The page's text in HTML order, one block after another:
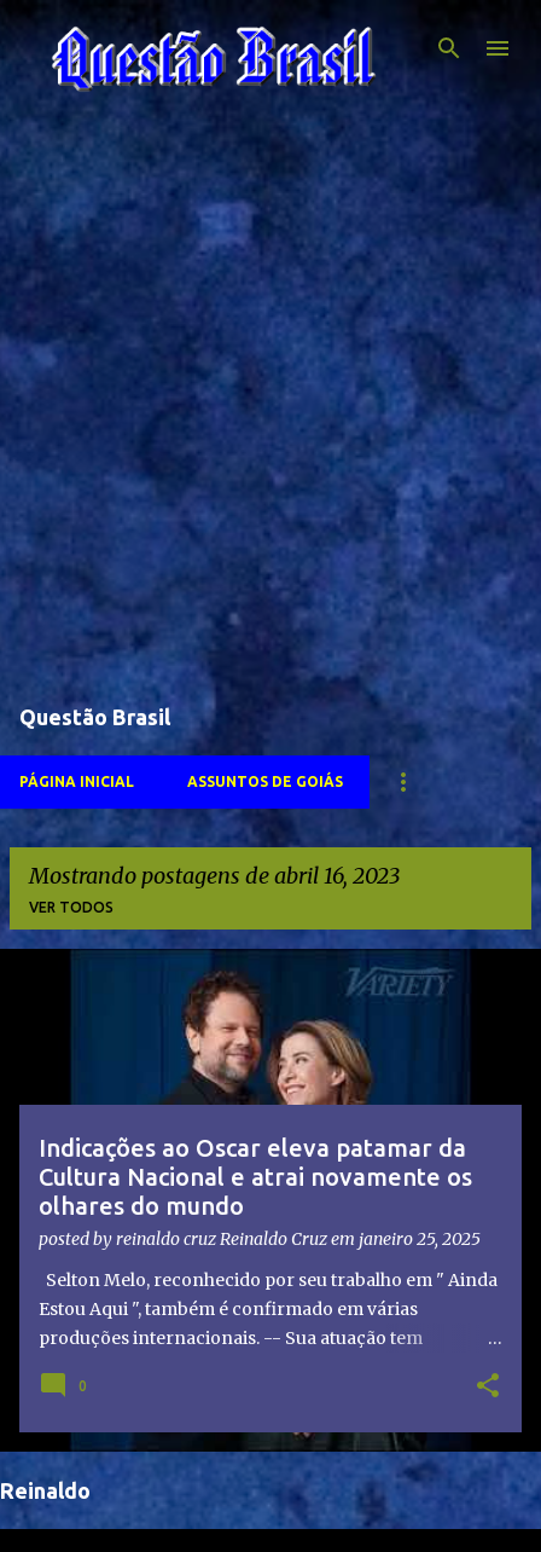
Pular para o conteúdo principal
Questão Brasil
PÁGINA INICIAL ASSUNTOS DE GOIÁS
Mostrando postagens de abril 16, 2023
VER TODOS
Indicações ao Oscar eleva patamar da
Cultura Nacional e atrai novamente os
olhares do mundo
posted by reinaldo cruz Reinaldo Cruzem janeiro 25, 2025
Selton Melo, reconhecido por seu trabalho em " Ainda
Estou Aqui ", também é confirmado em várias
produções internacionais. -- Sua atuação tem
Brasil, abrindo portas para novas oportunidades no
a representação brasileira no cinema global!
0
Reinaldo